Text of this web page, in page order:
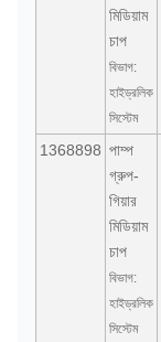
মিডিয়াম
চাপ
বিভাগ:
হাইড্রলিক
সিস্টেম
1368898 পাম্প
গ্রুপ-
গিয়ার
মিডিয়াম
চাপ
বিভাগ:
হাইড্রলিক
সিস্টেম